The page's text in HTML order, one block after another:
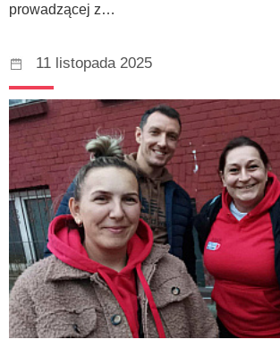
prowadzącej z…
11 listopada 2025